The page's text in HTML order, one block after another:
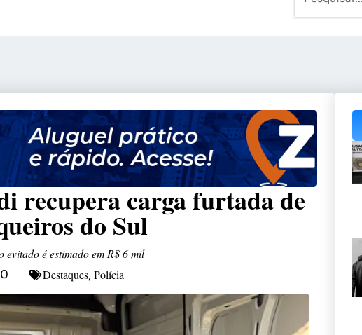
recupera carga furtada de
do Sul
é estimado em R$ 6 mil
Destaques, Polícia